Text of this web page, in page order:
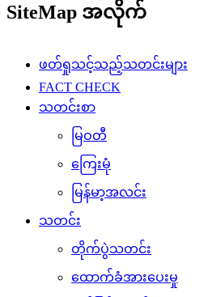
SiteMap အလိုက်
ဖတ်ရှုသင့်သည့်သတင်းများ
FACT CHECK
သတင်းစာ
မြဝတီ
ကြေးမုံ
မြန်မာ့အလင်း
သတင်း
တိုက်ပွဲသတင်း
ထောက်ခံအားပေးမှု